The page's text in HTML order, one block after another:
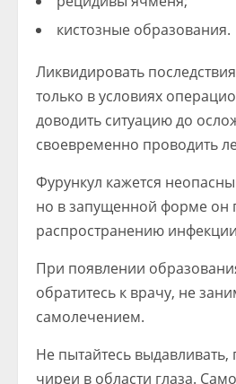
кистозные образования.
Ликвидировать
только в условиях
доводить ситуацию до
своевременно проводить
Фурункул кажется
но в запущенной форме он
распространению
При появлении
обратитесь к врачу, не
самолечением.
Не пытайтесь выдавливать,
чиреи в области глаза.